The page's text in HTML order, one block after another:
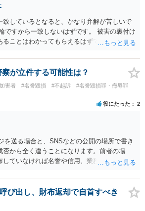
致しているとなると、かなり弁解が苦しいで
ですから一致しないはずです。 被害の裏付け
ることはわかってもらえるはずです。
が立件する可能性は？
害者 #名誉毀損 #不起訴
#名誉毀損罪・侮辱罪
役にたった 2
を送る場合と、SNSなどの公開の場所で書き
否から全く違うことになります。前者の場
していなければ名誉や信用、業務にかかる犯
び出し、財布返却で自首すべき